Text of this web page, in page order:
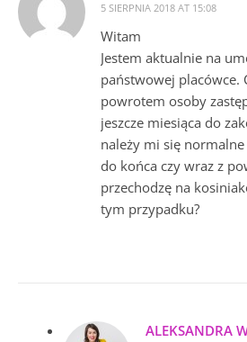
5 SIERPNIA 2018 AT 15:08
Witam
Jestem aktualnie na
państwowej placówce.
powrotem osoby
jeszcze miesiąca do
należy mi się
do końca czy wraz z
przechodzę na
tym przypadku?
ALEKSANDRA